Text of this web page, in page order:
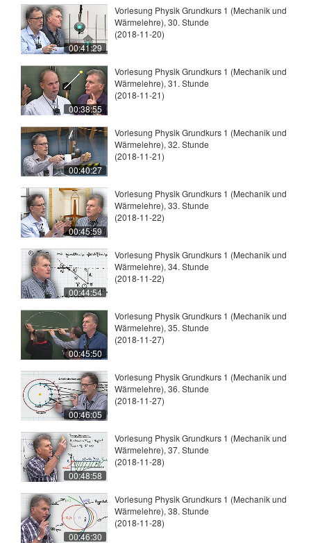
00:41:29
Vorlesung Physik Grundkurs 1 (Mechanik und
Wärmelehre), 30. Stunde
(2018-11-20)
00:38:55
Vorlesung Physik Grundkurs 1 (Mechanik und
Wärmelehre), 31. Stunde
(2018-11-21)
00:40:27
Vorlesung Physik Grundkurs 1 (Mechanik und
Wärmelehre), 32. Stunde
(2018-11-21)
00:45:59
Vorlesung Physik Grundkurs 1 (Mechanik und
Wärmelehre), 33. Stunde
(2018-11-22)
00:44:54
Vorlesung Physik Grundkurs 1 (Mechanik und
Wärmelehre), 34. Stunde
(2018-11-22)
00:45:50
Vorlesung Physik Grundkurs 1 (Mechanik und
Wärmelehre), 35. Stunde
(2018-11-27)
00:46:05
Vorlesung Physik Grundkurs 1 (Mechanik und
Wärmelehre), 36. Stunde
(2018-11-27)
00:48:58
Vorlesung Physik Grundkurs 1 (Mechanik und
Wärmelehre), 37. Stunde
(2018-11-28)
00:46:30
Vorlesung Physik Grundkurs 1 (Mechanik und
Wärmelehre), 38. Stunde
(2018-11-28)